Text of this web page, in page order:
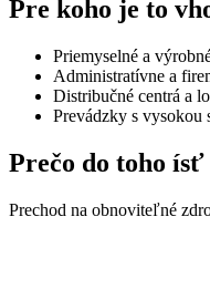
Pre koho je to
Priemyselné a
Administratívne a
Distribučné centrá a
Prevádzky s vysokou
Prečo do toho ísť
Prechod na obnoviteľné